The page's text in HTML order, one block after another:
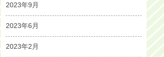
2023年9月
2023年6月
2023年2月